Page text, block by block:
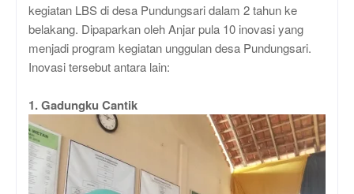
kegiatan LBS di desa Pundungsari dalam 2 tahun ke
belakang. Dipaparkan oleh Anjar pula 10 inovasi yang
menjadi program kegiatan unggulan desa Pundungsari.
Inovasi tersebut antara lain:
1. Gadungku Cantik